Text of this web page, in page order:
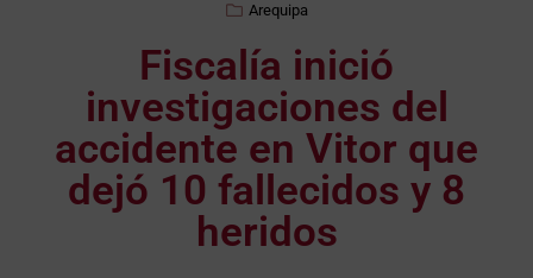
Arequipa
Fiscalía inició
investigaciones del
accidente en Vitor que
dejó 10 fallecidos y 8
heridos